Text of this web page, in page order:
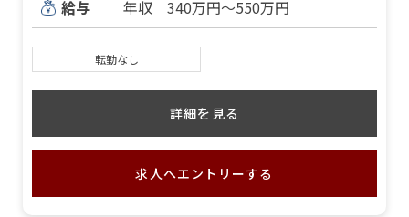
給与
年収 340万円～550万円
転勤なし
詳細を見る
求人へエントリーする